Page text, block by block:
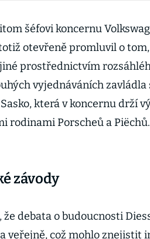
šéfovi koncernu
otevřeně promluvil o
prostřednictvím
vyjednáváních zavládla
která v koncernu drží
rodinami Porscheů a
závody
debata o budoucnosti
veřejně, což mohlo znejistit